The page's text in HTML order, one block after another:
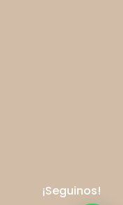
¡Seguinos!